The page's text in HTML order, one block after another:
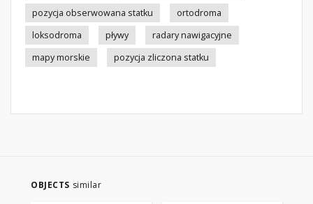
pozycja obserwowana statku
ortodroma
loksodroma
pływy
radary nawigacyjne
mapy morskie
pozycja zliczona statku
OBJECTS similar